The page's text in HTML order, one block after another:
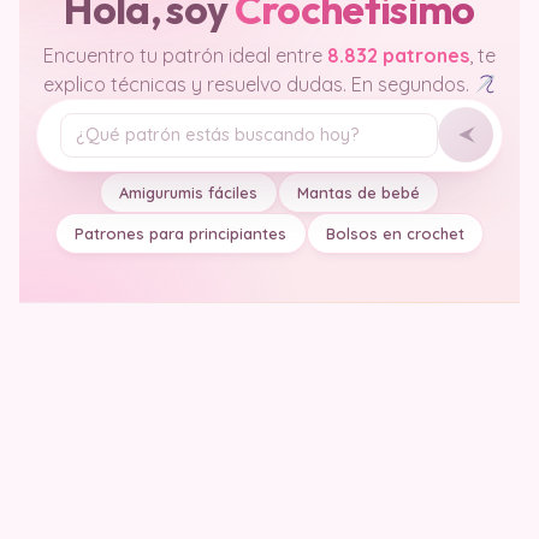
Encuentro tu patrón ideal entre 8.832 patrones, te
explico técnicas y resuelvo dudas. En segundos.
Tu pregunta
Amigurumis fáciles Mantas de bebé
Patrones para principiantes Bolsos en crochet